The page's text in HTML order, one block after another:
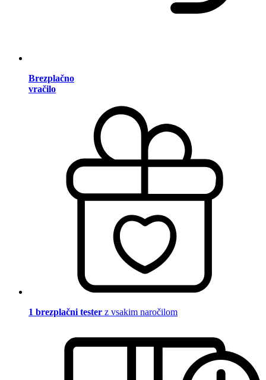
Brezplačno
vračilo
1 brezplačni tester z vsakim naročilom